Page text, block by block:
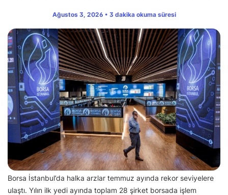
Ağustos 3, 2026 • 3 dakika okuma süresi
Borsa İstanbul’da halka arzlar temmuz ayında rekor seviyelere
ulaştı. Yılın ilk yedi ayında toplam 28 şirket borsada işlem